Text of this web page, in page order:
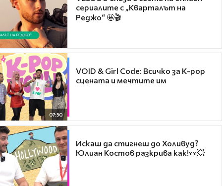
сериалите с „Кварталът на
Реджо“ 🤩🎬
07:50
VOID & Girl Code: Всичко за K-pop
сцената и мечтите им
Искаш да стигнеш до Холивуд?
Юлиан Костов разкрива как!👀💥